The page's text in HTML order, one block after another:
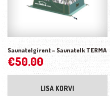
Saunatelgi rent – Saunatelk TERMA
€50.00
LISA KORVI